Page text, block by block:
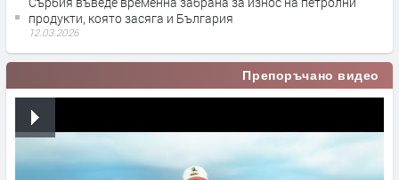
продукти, която засяга и България
12.03.2026
Препоръчано видео